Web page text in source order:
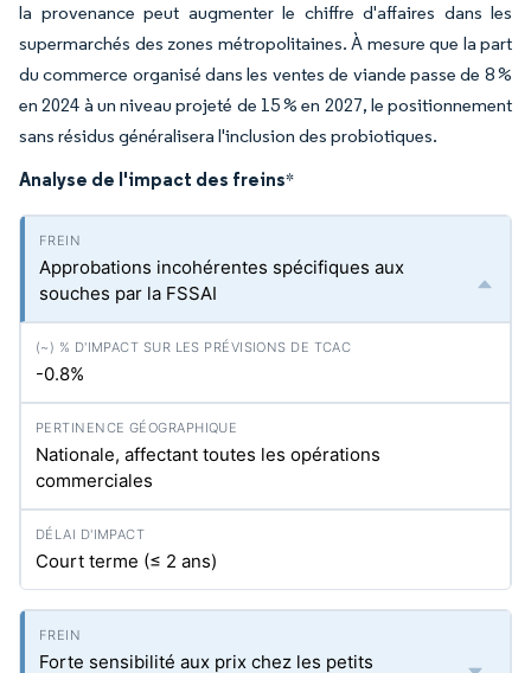
la provenance peut augmenter le chiffre d'affaires dans les
supermarchés des zones métropolitaines. À mesure que la part
du commerce organisé dans les ventes de viande passe de 8 %
en 2024 à un niveau projeté de 15 % en 2027, le positionnement
sans résidus généralisera l'inclusion des probiotiques.
Analyse de l'impact des freins*
Approbations incohérentes spécifiques aux
souches par la FSSAI
-0.8%
Nationale, affectant toutes les opérations
commerciales
Court terme (≤ 2 ans)
Forte sensibilité aux prix chez les petits